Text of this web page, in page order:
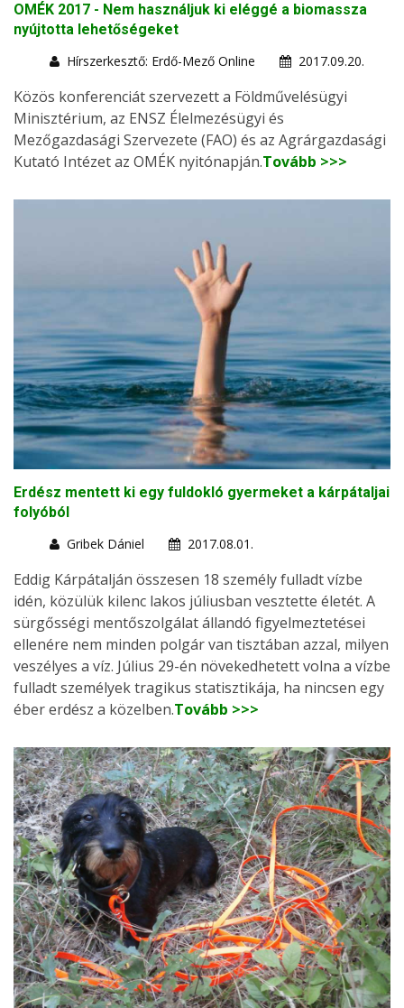
OMÉK 2017 - Nem használjuk ki eléggé a biomassza
nyújtotta lehetőségeket
Hírszerkesztő: Erdő-Mező Online
2017.09.20.
Közös konferenciát szervezett a Földművelésügyi
Minisztérium, az ENSZ Élelmezésügyi és
Mezőgazdasági Szervezete (FAO) és az Agrárgazdasági
Kutató Intézet az OMÉK nyitónapján.Tovább >>>
Erdész mentett ki egy fuldokló gyermeket a kárpátaljai
folyóból
Gribek Dániel
2017.08.01.
Eddig Kárpátalján összesen 18 személy fulladt vízbe
idén, közülük kilenc lakos júliusban vesztette életét. A
sürgősségi mentőszolgálat állandó figyelmeztetései
ellenére nem minden polgár van tisztában azzal, milyen
veszélyes a víz. Július 29-én növekedhetett volna a vízbe
fulladt személyek tragikus statisztikája, ha nincsen egy
éber erdész a közelben.Tovább >>>